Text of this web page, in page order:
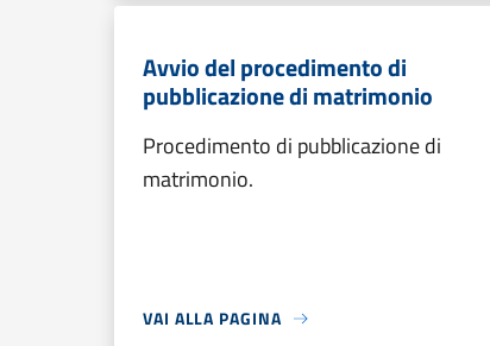
Avvio del procedimento di
pubblicazione di matrimonio
Procedimento di pubblicazione di
matrimonio.
VAI ALLA PAGINA